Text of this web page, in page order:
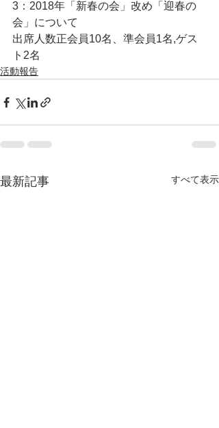
3：2018年「新春の会」改め「迎春の
会」について
出席人数正会員10名、準会員1名,ゲス
ト2名
活動報告
最新記事 すべて表示